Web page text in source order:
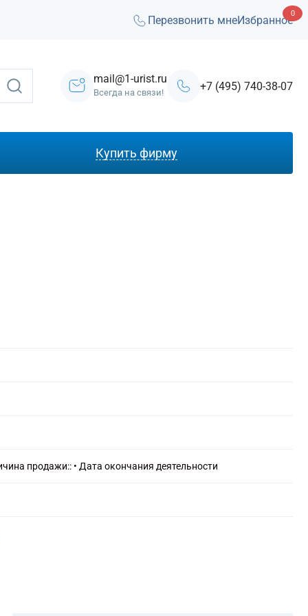
Перезвонить мнеИзбранное
0
mail@1-urist.ru
Всегда на связи! +7 (495) 740-38-07
Купить фирму
Готовые нулевые компании
продажи:: • Дата окончания деятельности